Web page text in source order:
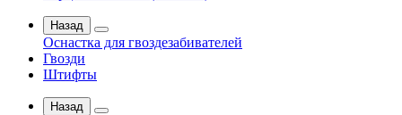
Назад
Оснастка для гвоздезабивателей
Гвозди
Штифты
Назад